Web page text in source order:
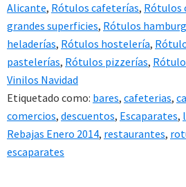
Alicante, Rótulos cafeterías, Rótulos
grandes superficies, Rótulos
heladerías, Rótulos hostelería,
pastelerías, Rótulos pizzerías,
Vinilos Navidad
Etiquetado como: bares, cafeterias,
comercios, descuentos, Escaparates,
Rebajas Enero 2014, restaurantes,
escaparates